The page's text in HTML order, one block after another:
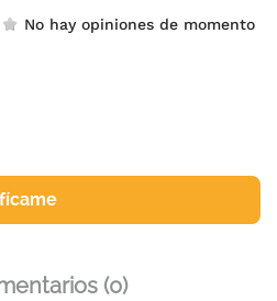
No hay opiniones de momento
(0)